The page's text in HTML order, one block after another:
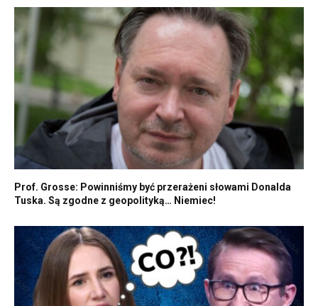
Prof. Grosse: Powinniśmy być przerażeni słowami Donalda
Tuska. Są zgodne z geopolityką… Niemiec!